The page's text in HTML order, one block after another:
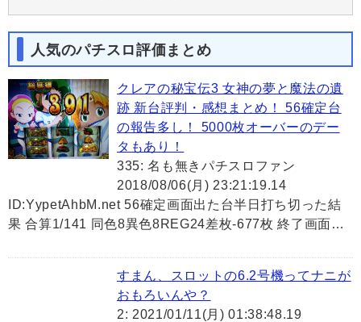
人気のパチスロ評価まとめ
クレアの秘宝伝3 女神の夢と魔法の遺
跡 新台評判・感想まとめ！ 56確定台
の報告多し！ 5000枚オーバーのデー
タもあり！
335: 名も無きパチスロファン
2018/08/06(月) 23:21:19.14
ID:YypetAhbM.net 56確定画面出た台半日打ち切った結
果 合算1/141 同色8異色8REG24差枚-677枚 終了画面…
すまん、スロットの6.2号機ってナニが
おもろいんや？
2: 2021/01/11(月) 01:38:48.19